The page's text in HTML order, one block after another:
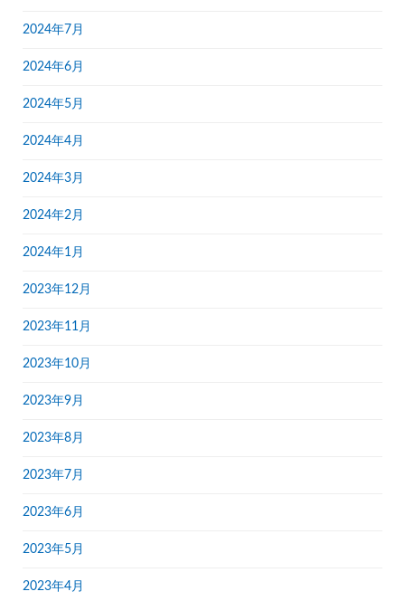
2024年7月
2024年6月
2024年5月
2024年4月
2024年3月
2024年2月
2024年1月
2023年12月
2023年11月
2023年10月
2023年9月
2023年8月
2023年7月
2023年6月
2023年5月
2023年4月